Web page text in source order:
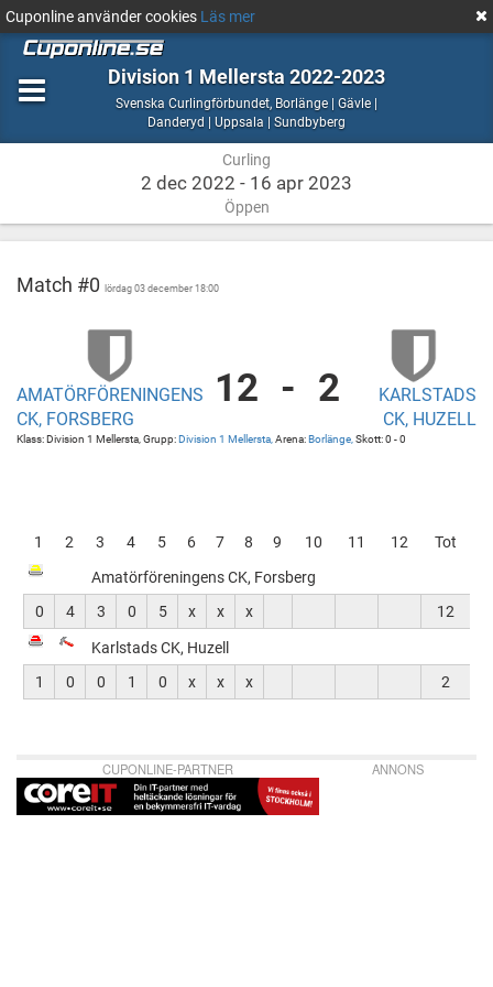
Cuponline använder cookies Läs mer
Division 1 Mellersta 2022-2023
Svenska Curlingförbundet, Curling
Borlänge | Gävle |
Danderyd | Uppsala | SundbybergBorlänge
|
|
Curling
2 dec 2022 - 16 apr 2023
Öppen
Match #0 lördag 03 december 18:00
Amatörföreningens
CK,
Forsberg
Borlänge
Borlänge
AMATÖRFÖRENINGENS
CK, FORSBERG
12 - 2
KARLSTADS
CK, HUZELL
Klass: Division 1 Mellersta, Grupp:Division 1 Mellersta, Arena:Borlänge, Skott: 0 - 0
1 2 3 4 5 6 7 8 9 10 11 12
Tot
Amatörföreningens CK, Forsberg
0
4 3 0 5 x x x 12
Karlstads CK, Huzell
1
0 0 1 0 x x x 2
CUPONLINE-PARTNER ANNONS